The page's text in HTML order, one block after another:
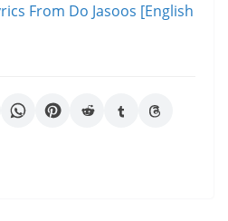
From Do Jasoos [English